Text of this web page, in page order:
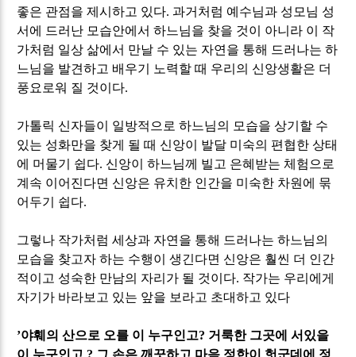
좋은 관점을 제시하고 있다.과거처럼 예수님과 성모님 성
서에 드러난 모습안에서 하느님을 찾을 것이 아니라 이 작
가처럼 일상 삶에서 만날 수 있는 자연을 통해 드러나는 하
느님을 발견하고 배우기 노력할 때 우리의 신앙생활은 더
풍요로워 질 것이다.
가톨릭 신자들이 일방적으로 하느님의 모습을 상기할 수
있는 성화만을 찾게 될 때 신앙이 발달 미숙의 편협한 상태
에 머물기 쉽다. 신앙이 하느님께 빌고 은혜받는 체험으로
계속 이어진다면 신앙은 유치한 인간을 미숙한 차원에 묶
어두기 쉽다.
그렇나 작가처럼 세상과 자연을 통해 드러나는 하느님의
모습을 찾고자 하는 수행이 생긴다면 신앙은 훨씬 더 인간
적이고 성숙한 만남의 자리가 될 것이다. 작가는 우리에게
자기가 바라보고 있는 앞을 보라고 초대하고 있다
’야훼의 산으로 오를 이 누구인고? 거룩한 그곳에 서있을
이 누구인고 ? 그 손은 깨끗하고 마음 정한이 헛군데에 정